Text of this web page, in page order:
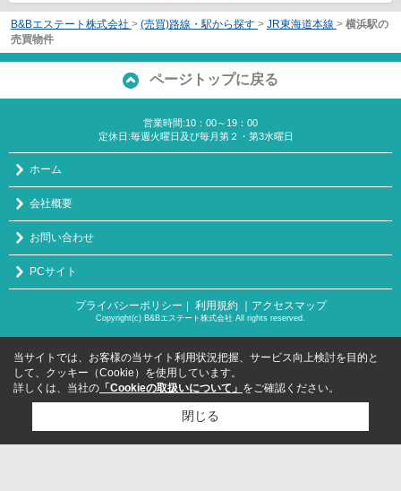
B&Bエステート株式会社 > (売買)路線・駅から探す > JR東海道本線 > 横浜駅の
売買物件
ページトップに戻る
営業時間:10：00～19：00
定休日:毎週火曜日及び毎月第２・第3水曜日
ホーム
会社概要
お問い合わせ
PCサイト
プライバシーポリシー ｜ 利用規約 ｜アクセスマップ
Copyright(c) B&Bエステート株式会社 All rights reserved.
当サイトでは、お客様の当サイト利用状況把握、サービス向上検討を目的と
して、クッキー（Cookie）を使用しています。
詳しくは、当社の 「Cookieの取扱いについて」 をご確認ください。
閉じる